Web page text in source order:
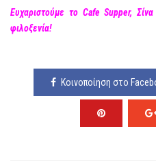
Eυχαριστούμε το Cafe Supper,
φιλοξενία!
Κοινοποίηση στο